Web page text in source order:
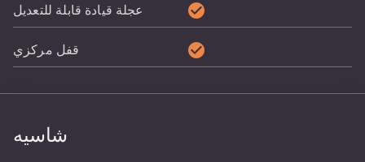
عجلة قيادة قابلة للتعديل check_circle
قفل مركزي check_circle
شاسيه